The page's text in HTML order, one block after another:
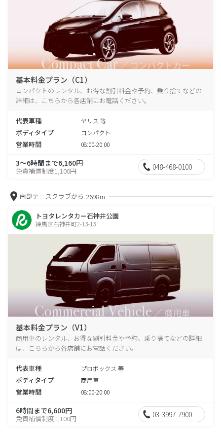
基本料金プラン（C1）
コンパクトのレンタル、お得な割引料金や予約、乗り捨てなどの
詳細は、こちらから各店舗にお電話ください。
代表車種 ヤリス 等
ボディタイプ コンパクト
営業時間 08:00-20:00
3～6時間まで6,160円
免責補償制度1,100円 048-468-0100
南部テニスクラブから 2698m
トヨタレンタカー石神井公園
練馬区石神井町2-13-13
基本料金プラン（V1）
商用車のレンタル、お得な割引料金や予約、乗り捨てなどの詳細
は、こちらから各店舗にお電話ください。
代表車種 プロボックス 等
ボディタイプ 商用車
営業時間 08:00-20:00
6時間まで6,600円
免責補償制度1,100円 03-3997-7900